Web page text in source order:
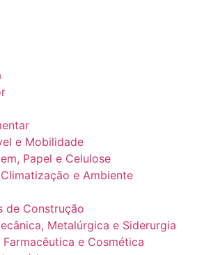
e Mobilidade
Papel e Celulose
e Ambiente
de Construção
Metalúrgica e Siderurgia
Farmacêutica e Cosmética